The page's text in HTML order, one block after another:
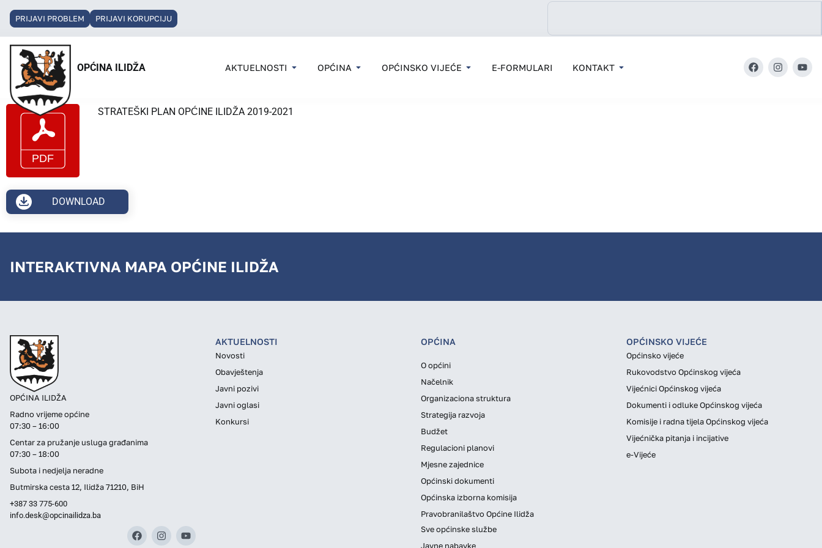
PRIJAVI PROBLEM PRIJAVI KORUPCIJU
OPĆINA ILIDŽA AKTUELNOSTI OPĆINA OPĆINSKO VIJEĆE E-FORMULARI KONTAKT
STRATEŠKI PLAN OPĆINE ILIDŽA 2019-2021
DOWNLOAD
INTERAKTIVNA MAPA OPĆINE ILIDŽA
OPĆINA ILIDŽA
Radno vrijeme općine
07:30 – 16:00
Centar za pružanje usluga građanima
07:30 – 18:00
Subota i nedjelja neradne
Butmirska cesta 12, Ilidža 71210, BiH
+387 33 775-600
info.desk@opcinailidza.ba
AKTUELNOSTI
Novosti
Obavještenja
Javni pozivi
Javni oglasi
Konkursi
OPĆINA
O općini
Načelnik
Organizaciona struktura
Strategija razvoja
Budžet
Regulacioni planovi
Mjesne zajednice
Općinski dokumenti
Općinska izborna komisija
Pravobranilaštvo Općine Ilidža
Sve općinske službe
Javne nabavke
OPĆINSKO VIJEĆE
Općinsko vijeće
Rukovodstvo Općinskog vijeća
Vijećnici Općinskog vijeća
Dokumenti i odluke Općinskog vijeća
Komisije i radna tijela Općinskog vijeća
Vijećnička pitanja i incijative
e-Vijeće